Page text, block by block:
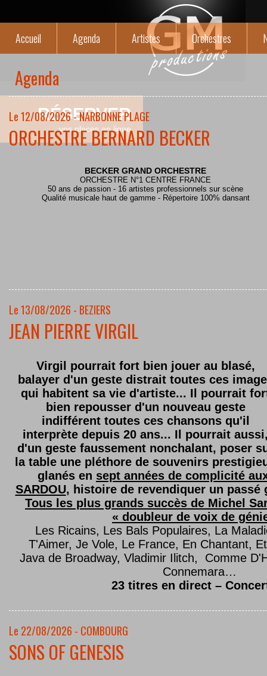
RÉSERVER
vos places en ligne
Accueil Agenda Artistes Orchestres
Agenda
Le 12/08/2026 - NARBONNE PLAGE
ORCHESTRE BERNARD BECKER
BECKER GRAND ORCHESTRE
ORCHESTRE N°1 CENTRE FRANCE
50 ans de passion - 16 artistes professionnels sur scène
Qualité musicale haut de gamme - Répertoire 100% dansant
Le 13/08/2026 - BEZIERS
JEAN PIERRE VIRGIL
Virgil pourrait fort bien jouer au blasé,
balayer d'un geste distrait toutes ces
qui habitent sa vie d'artiste... Il pourrait
bien repousser d'un nouveau geste
indifférent toutes ces chansons qu'il
interprète depuis 20 ans... Il pourrait
d'un geste faussement nonchalant, poser
la table une pléthore de souvenirs
glanés en sept années de complicité
SARDOU, histoire de revendiquer un passé
Tous les plus grands succès de Michel
« doubleur de voix de
Les Ricains, Les Bals Populaires, La
T'Aimer, Je Vole, Le France, En Chantant,
Java de Broadway, Vladimir Ilitch, Comme
Connemara…
23 titres en direct –
Le 22/08/2026 - COMBOURG
SONS OF GENESIS